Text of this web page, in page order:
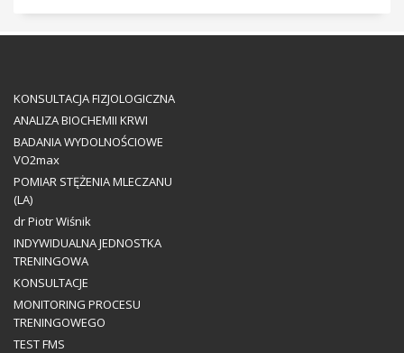
KONSULTACJA FIZJOLOGICZNA
ANALIZA BIOCHEMII KRWI
BADANIA WYDOLNOŚCIOWE
VO2max
POMIAR STĘŻENIA MLECZANU
(LA)
dr Piotr Wiśnik
INDYWIDUALNA JEDNOSTKA
TRENINGOWA
KONSULTACJE
MONITORING PROCESU
TRENINGOWEGO
TEST FMS